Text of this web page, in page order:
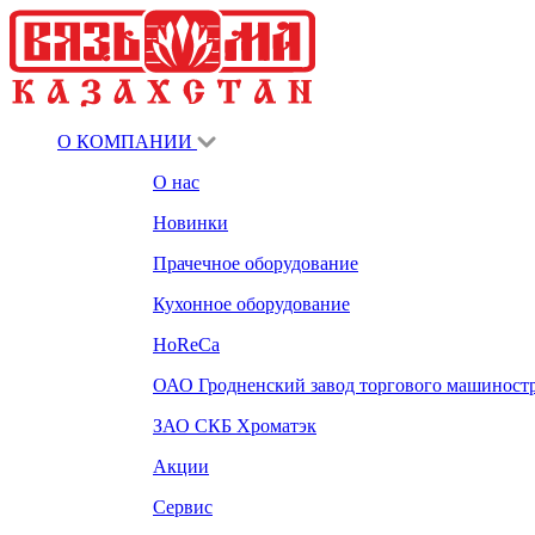
О КОМПАНИИ
О нас
Новинки
Прачечное оборудование
Кухонное оборудование
HoReCa
ОАО Гродненский завод торгового
ЗАО СКБ Хроматэк
Акции
Сервис